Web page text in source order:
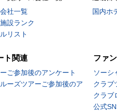
社一覧
設ランク
リスト
国内ホ
ト関連
ご参加後のアンケート
ーズツアーご参加後のア
ファ
ソーシ
クラブ
クラブ
公式